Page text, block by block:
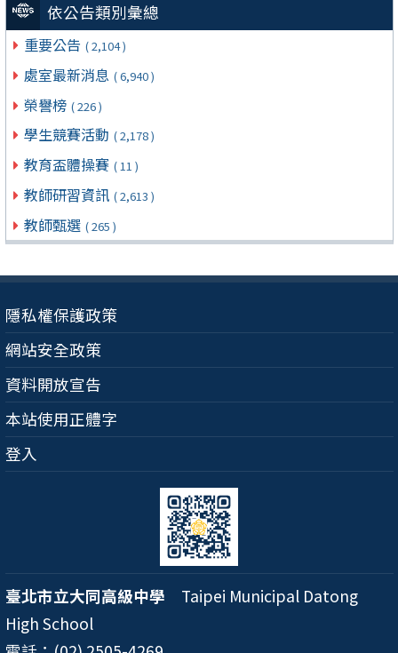
依公告類別彙總
重要公告 ( 2,104 )
處室最新消息 ( 6,940 )
榮譽榜 ( 226 )
學生競賽活動 ( 2,178 )
教育盃體操賽 ( 11 )
教師研習資訊 ( 2,613 )
教師甄選 ( 265 )
隱私權保護政策
網站安全政策
資料開放宣告
本站使用正體字
登入
臺北市立大同高級中學 Taipei Municipal Datong
High School